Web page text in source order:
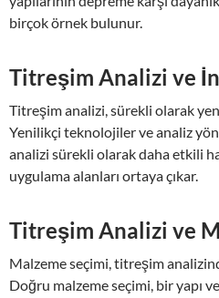
birçok örnek bulunur.
Titreşim Analizi ve
Titreşim analizi, sürekli olarak
Yenilikçi teknolojiler ve analiz
analizi sürekli olarak daha etkili
uygulama alanları ortaya çıkar.
Titreşim Analizi ve
Malzeme seçimi, titreşim
Doğru malzeme seçimi, bir yapı